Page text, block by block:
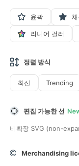
윤곽
리니어 컬러
정렬 방식
최신 Trending
편집 가능한 선
비확장 SVG (non-
Merchandising